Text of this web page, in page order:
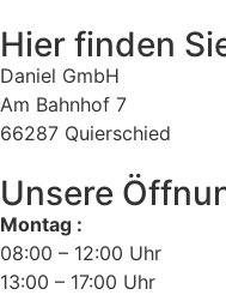
Hier finden
Daniel GmbH
Am Bahnhof 7
66287 Quierschied
Unsere
Montag :
08:00 – 12:00 Uhr
13:00 – 17:00 Uhr